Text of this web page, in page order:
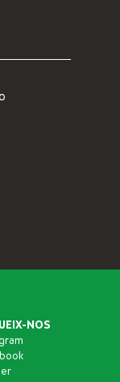
NOS